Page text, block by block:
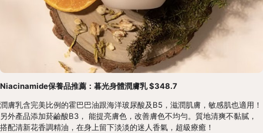
Niacinamide保養品推薦：暮光身體潤膚乳 $348.7
潤膚乳含完美比例的霍巴巴油跟海洋玻尿酸及B5，滋潤肌膚，敏感肌也適用！
另外產品添加菸鹼酸B3， 能提亮膚色，改善膚色不均勻。質地清爽不黏膩，
搭配清新花香調精油，在身上留下淡淡的迷人香氣，超級療癒！